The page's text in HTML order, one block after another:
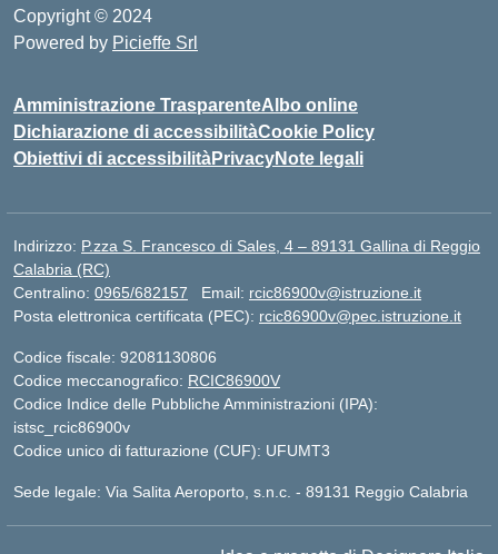
Copyright © 2024
Powered by Picieffe Srl
Amministrazione TrasparenteAlbo online
Dichiarazione di accessibilitàCookie Policy
Obiettivi di accessibilitàPrivacyNote legali
Indirizzo: P.zza S. Francesco di Sales, 4 – 89131 Gallina di Reggio
Calabria (RC)
Centralino: 0965/682157 Email: rcic86900v@istruzione.it
Posta elettronica certificata (PEC): rcic86900v@pec.istruzione.it
Codice fiscale: 92081130806
Codice meccanografico: RCIC86900V
Codice Indice delle Pubbliche Amministrazioni (IPA):
istsc_rcic86900v
Codice unico di fatturazione (CUF): UFUMT3
Sede legale: Via Salita Aeroporto, s.n.c. - 89131 Reggio Calabria